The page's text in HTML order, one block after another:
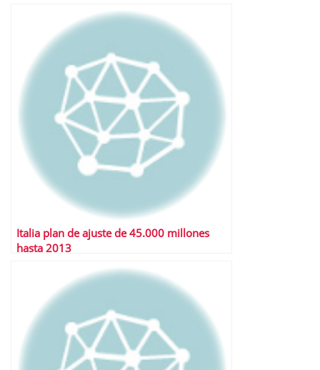
Italia plan de ajuste de 45.000 millones
hasta 2013